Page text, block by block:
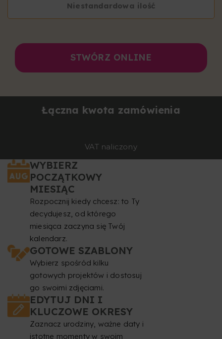
Niestandardowa ilość
STWÓRZ ONLINE
Łączna kwota zamówienia
VAT naliczony
WYBIERZ
POCZĄTKOWY
MIESIĄC
Rozpocznij kiedy chcesz: to Ty
decydujesz, od którego
miesiąca zaczyna się Twój
kalendarz.
GOTOWE SZABLONY
Wybierz spośród kilku
gotowych projektów i dostosuj
go swoimi zdjęciami.
EDYTUJ DNI I
KLUCZOWE OKRESY
Zaznacz urodziny, ważne daty i
istotne momenty w swoim